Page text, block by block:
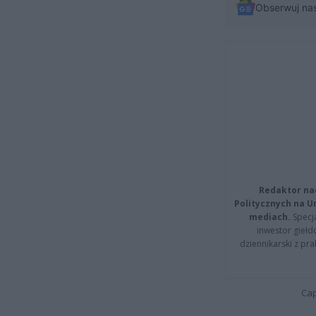
Obserwuj
Redaktor
Politycznych na
mediach.
inwestor
dziennikarski z